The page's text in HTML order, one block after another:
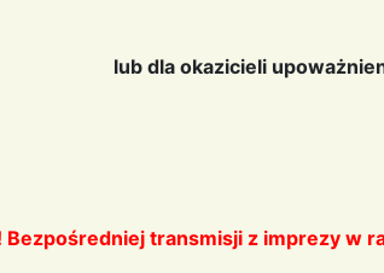
lub dla okazicieli
Bezpośredniej transmisji z imprezy w